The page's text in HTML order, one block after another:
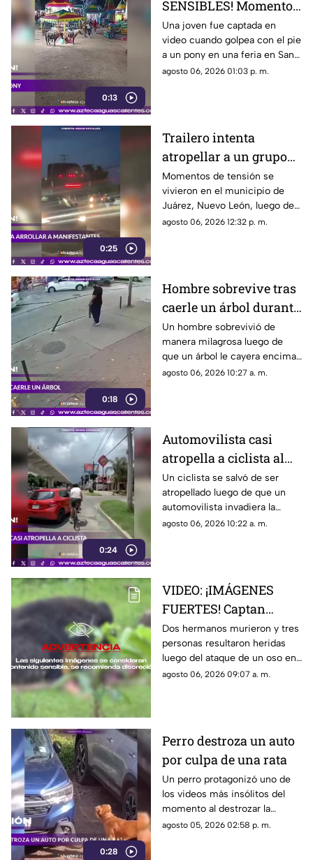
0:13
SENSIBLES! Momento
en el que mujer golpea
a un pony durante una
feria
Una joven fue captada en
video cuando golpea con el pie
a un pony en una feria en San
Luis Potosí; el hecho ha
agosto 06, 2026 01:03 p. m.
0:25
Trailero intenta
atropellar a un grupo
de personas y choca
varios vehículos
Momentos de tensión se
vivieron en el municipio de
Juárez, Nuevo León, luego de
que un trailero presuntamente
agosto 06, 2026 12:32 p. m.
0:18
Hombre sobrevive tras
caerle un árbol durante
tormenta
Un hombre sobrevivió de
manera milagrosa luego de
que un árbol le cayera encima
durante una fuerte tormenta
agosto 06, 2026 10:27 a. m.
0:24
Automovilista casi
atropella a ciclista al
invadir el carril de la
ciclovía en Guadalajara
Un ciclista se salvó de ser
atropellado luego de que un
automovilista invadiera la
ciclovía al girar a la derecha sin
agosto 06, 2026 10:22 a. m.
VIDEO: ¡IMÁGENES
FUERTES! Captan
momento en el que dos
hermanos son
devorados por un oso
Dos hermanos murieron y tres
personas resultaron heridas
luego del ataque de un oso en
el distrito de Kanker en India;
agosto 06, 2026 09:07 a. m.
0:28
Perro destroza un auto
por culpa de una rata
Un perro protagonizó uno de
los videos más insólitos del
momento al destrozar la
defensa de un automóvil con
agosto 05, 2026 02:58 p. m.